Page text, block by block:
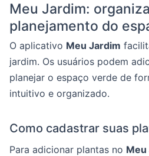
Meu Jardim:
planejamento do
O aplicativo Meu Jardim
jardim. Os usuários podem
planejar o espaço verde de
intuitivo e organizado.
Como cadastrar suas
Para adicionar plantas no Meu